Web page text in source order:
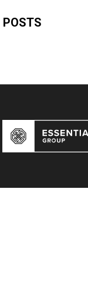
POSTS